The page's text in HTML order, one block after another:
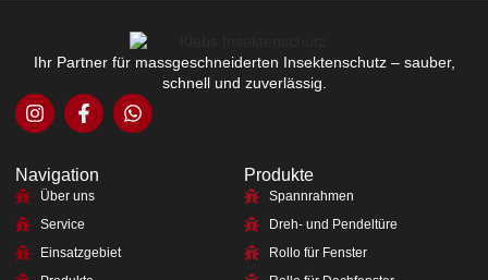
Ihr Partner für massgeschneiderten Insektenschutz – sauber,
schnell und zuverlässig.
Navigation
Über uns
Service
Einsatzgebiet
Produkte
Spannrahmen
Dreh- und Pendeltüre
Rollo für Fenster